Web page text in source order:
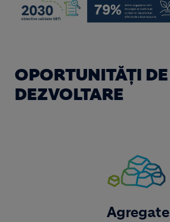
OPORTUNITĂȚI DE
DEZVOLTARE
Agregate